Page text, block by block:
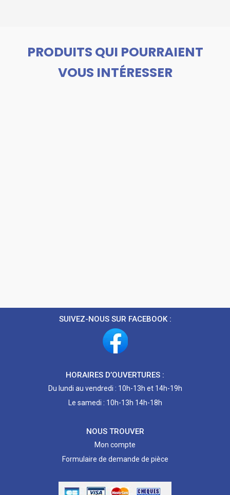
PRODUITS QUI POURRAIENT
VOUS INTÉRESSER
SUIVEZ-NOUS SUR FACEBOOK :
HORAIRES D’OUVERTURES :
Du lundi au vendredi : 10h-13h et 14h-19h
Le samedi : 10h-13h 14h-18h
NOUS TROUVER
Mon compte
Formulaire de demande de pièce